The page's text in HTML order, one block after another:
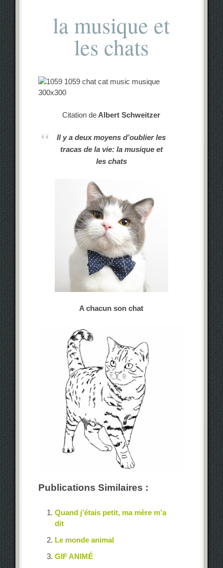
la musique et
les chats
Citation de Albert Schweitzer
Il y a deux moyens d’oublier les
tracas de la vie: la musique et
les chats
A chacun son chat
Publications Similaires :
Quand j’étais petit, ma mère m’a
dit
Le monde animal
GIF ANIMÉ